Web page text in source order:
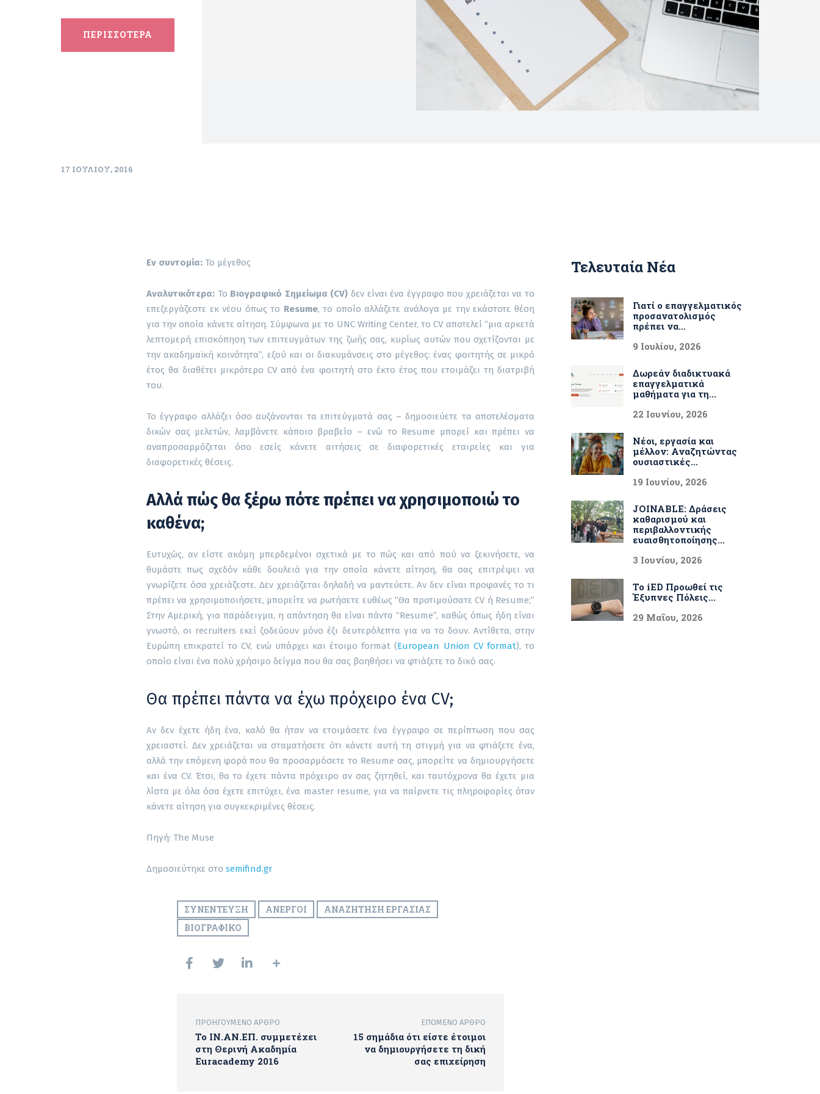
ΠΕΡΙΣΣΟΤΕΡΑ
17 ΙΟΥΛΊΟΥ, 2016
Εν συντομία: Το μέγεθος
Αναλυτικότερα: Το Βιογραφικό Σημείωμα (CV) δεν είναι ένα έγγραφο που χρειάζεται να το
επεξεργάζεστε εκ νέου όπως το Resume, το οποίο αλλάζετε ανάλογα με την εκάστοτε θέση
για την οποία κάνετε αίτηση. Σύμφωνα με το UNC Writing Center, το CV αποτελεί “μια αρκετά
λεπτομερή επισκόπηση των επιτευγμάτων της ζωής σας, κυρίως αυτών που σχετίζονται με
την ακαδημαϊκή κοινότητα”, εξού και οι διακυμάνσεις στο μέγεθος: ένας φοιτητής σε μικρό
έτος θα διαθέτει μικρότερο CV από ένα φοιτητή στο έκτο έτος που ετοιμάζει τη διατριβή
του.
Το έγγραφο αλλάζει όσο αυξάνονται τα επιτεύγματά σας – δημοσιεύετε τα αποτελέσματα
δικών σας μελετών, λαμβάνετε κάποιο βραβείο – ενώ το Resume μπορεί και πρέπει να
αναπροσαρμόζεται όσο εσείς κάνετε αιτήσεις σε διαφορετικές εταιρείες και για
διαφορετικές θέσεις.
Αλλά πώς θα ξέρω πότε πρέπει να χρησιμοποιώ το
καθένα;
Ευτυχώς, αν είστε ακόμη μπερδεμένοι σχετικά με το πώς και από πού να ξεκινήσετε, να
θυμάστε πως σχεδόν κάθε δουλειά για την οποία κάνετε αίτηση, θα σας επιτρέψει να
γνωρίζετε όσα χρειάζεστε. Δεν χρειάζεται δηλαδή να μαντεύετε. Αν δεν είναι προφανές το τι
πρέπει να χρησιμοποιήσετε, μπορείτε να ρωτήσετε ευθέως “Θα προτιμούσατε CV ή Resume;”
Στην Αμερική, για παράδειγμα, η απάντηση θα είναι πάντα “Resume”, καθώς όπως ήδη είναι
γνωστό, οι recruiters εκεί ξοδεύουν μόνο έξι δευτερόλεπτα για να το δουν. Αντίθετα, στην
Ευρώπη επικρατεί το CV, ενώ υπάρχει και έτοιμο format (European Union CV format), το
οποίο είναι ένα πολύ χρήσιμο δείγμα που θα σας βοηθήσει να φτιάξετε το δικό σας.
Θα πρέπει πάντα να έχω πρόχειρο ένα CV;
Αν δεν έχετε ήδη ένα, καλό θα ήταν να ετοιμάσετε ένα έγγραφο σε περίπτωση που σας
χρειαστεί. Δεν χρειάζεται να σταματήσετε ότι κάνετε αυτή τη στιγμή για να φτιάξετε ένα,
αλλά την επόμενη φορά που θα προσαρμόσετε το Resume σας, μπορείτε να δημιουργήσετε
και ένα CV. Έτσι, θα το έχετε πάντα πρόχειρο αν σας ζητηθεί, και ταυτόχρονα θα έχετε μια
λίστα με όλα όσα έχετε επιτύχει, ένα master resume, για να παίρνετε τις πληροφορίες όταν
κάνετε αίτηση για συγκεκριμένες θέσεις.
Πηγή: The Muse
Δημοσιεύτηκε στο semifind.gr
ΣΥΝΈΝΤΕΥΞΗ ΆΝΕΡΓΟΙ
ΑΝΑΖΉΤΗΣΗ ΕΡΓΑΣΊΑΣ
ΒΙΟΓΡΑΦΙΚΌ
ΠΡΟΗΓΟΎΜΕΝΟ ΆΡΘΡΟ
Το ΙΝ.ΑΝ.ΕΠ. συμμετέχει
στη Θερινή Ακαδημία
Euracademy 2016
ΕΠΌΜΕΝΟ ΆΡΘΡΟ
15 σημάδια ότι είστε έτοιμοι
να δημιουργήσετε τη δική
σας επιχείρηση
Τελευταία Νέα
Γιατί ο επαγγελματικός
προσανατολισμός
πρέπει να...
9 Ιουλίου, 2026
Δωρεάν διαδικτυακά
επαγγελματικά
μαθήματα για τη...
22 Ιουνίου, 2026
Νέοι, εργασία και
μέλλον: Αναζητώντας
ουσιαστικές...
19 Ιουνίου, 2026
JOINABLE: Δράσεις
καθαρισμού και
περιβαλλοντικής
ευαισθητοποίησης...
3 Ιουνίου, 2026
Το iED Προωθεί τις
Έξυπνες Πόλεις...
29 Μαΐου, 2026